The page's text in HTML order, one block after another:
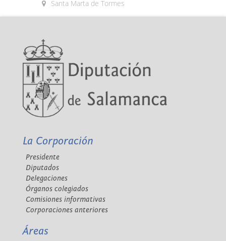
Santa Marta de Tormes
La Corporación
Presidente
Diputados
Delegaciones
Órganos colegiados
Comisiones informativas
Corporaciones anteriores
Áreas